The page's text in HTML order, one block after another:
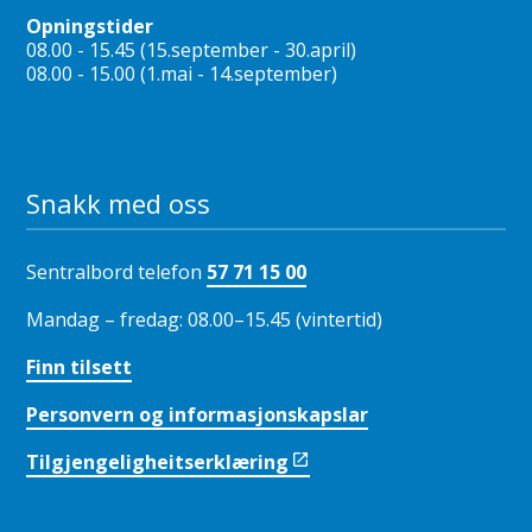
Opningstider
08.00 - 15.45 (15.september - 30.april)
08.00 - 15.00 (1.mai - 14.september)
Snakk med oss
Sentralbord telefon 57 71 15 00
Mandag – fredag: 08.00–15.45 (vintertid)
Finn tilsett
Personvern og informasjonskapslar
Tilgjengeligheitserklæring